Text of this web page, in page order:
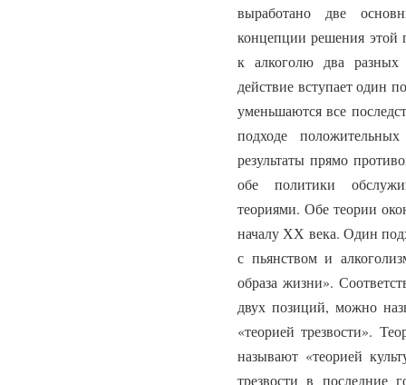
выработано две
концепции решения
к алкоголю два
действие вступает один
уменьшаются все
подходе
результаты прямо
обе политики
теориями. Обе теории
началу ХХ века. Один
с пьянством и
образа жизни».
двух позиций, можно
«теорией трезвости».
называют «теорией
трезвости в последние